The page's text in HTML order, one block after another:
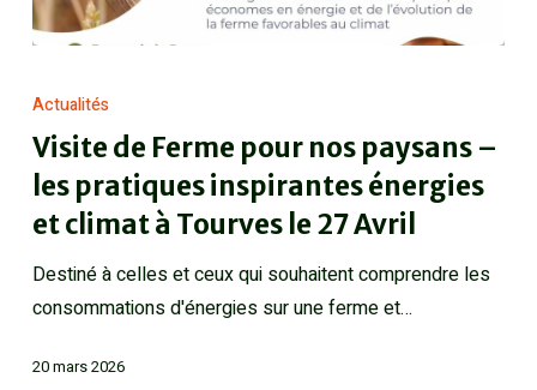
Actualités
Visite de Ferme pour nos paysans –
les pratiques inspirantes énergies
et climat à Tourves le 27 Avril
Destiné à celles et ceux qui souhaitent comprendre les
consommations d'énergies sur une ferme et…
20 mars 2026